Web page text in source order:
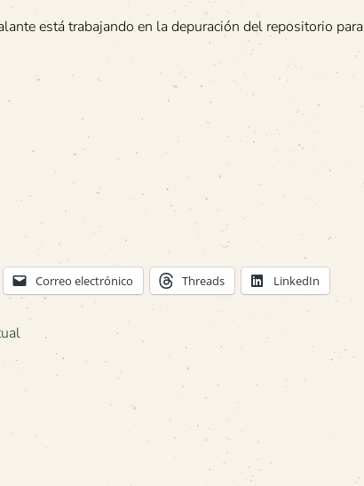
está trabajando en la depuración del repositorio para
Correo electrónico Threads LinkedIn